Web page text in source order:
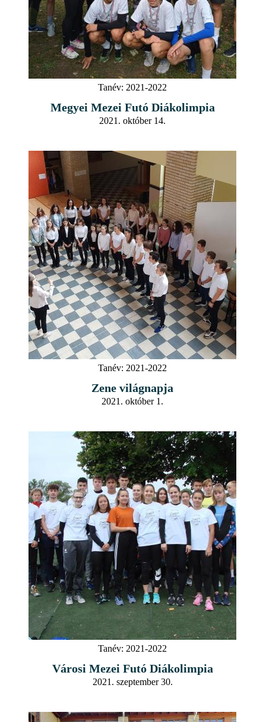
Tanév: 2021-2022
Megyei Mezei Futó Diákolimpia
2021. október 14.
Tanév: 2021-2022
Zene világnapja
2021. október 1.
Tanév: 2021-2022
Városi Mezei Futó Diákolimpia
2021. szeptember 30.